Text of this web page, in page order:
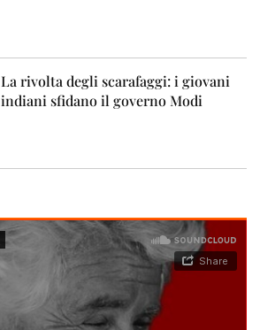
La rivolta degli scarafaggi: i giovani
indiani sfidano il governo Modi